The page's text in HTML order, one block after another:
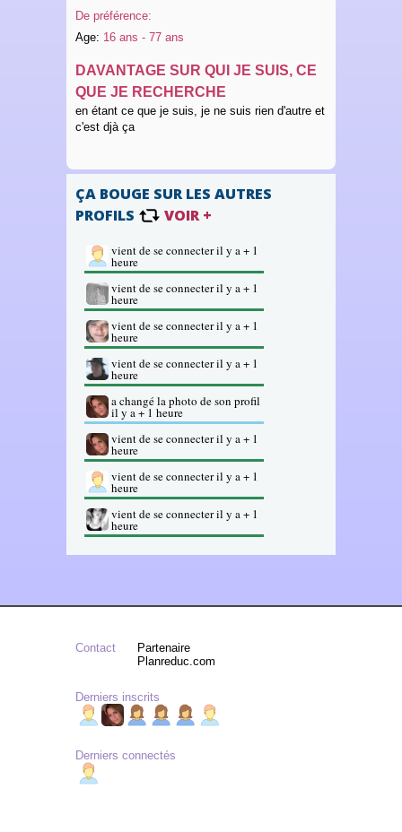
De préférence:
Age: 16 ans - 77 ans
DAVANTAGE SUR QUI JE SUIS, CE
QUE JE RECHERCHE
en étant ce que je suis, je ne suis rien d'autre et
c'est djà ça
ÇA BOUGE SUR LES AUTRES
PROFILS
VOIR +
vient de se connecter il y a + 1
heure
vient de se connecter il y a + 1
heure
vient de se connecter il y a + 1
heure
vient de se connecter il y a + 1
heure
a changé la photo de son profil
il y a + 1 heure
vient de se connecter il y a + 1
heure
vient de se connecter il y a + 1
heure
vient de se connecter il y a + 1
heure
Contact
Partenaire
Planreduc.com
Derniers inscrits
Derniers connectés